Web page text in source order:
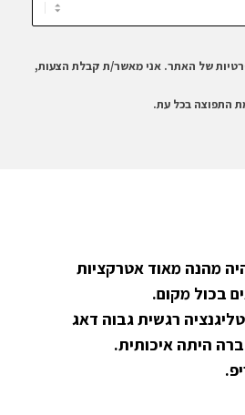
של האתר. אני מאשר/ת קבלת הצעות,
התפוצה בכל עת.
מהנה מאוד אטרקציות
בכול מקום.
רגשית גבוה דאג
היתה איכותית.